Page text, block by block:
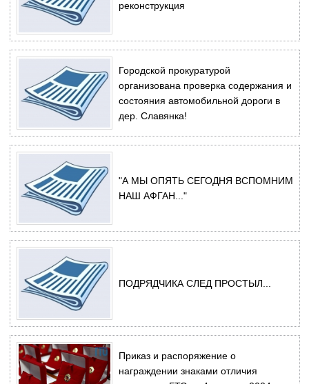
реконструкция
Городской прокуратурой
организована проверка содержания и
состояния автомобильной дороги в
дер. Славянка!
"А МЫ ОПЯТЬ СЕГОДНЯ ВСПОМНИМ
НАШ АФГАН..."
ПОДРЯДЧИКА СЛЕД ПРОСТЫЛ...
Приказ и распоряжение о
награждении знаками отличия